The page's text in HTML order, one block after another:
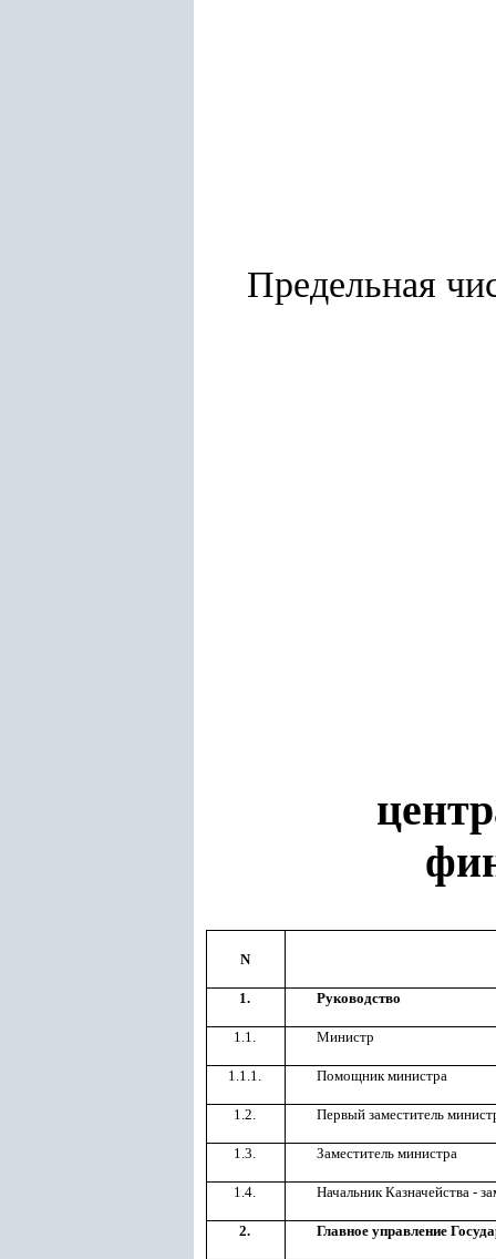
Предельная
N
1. Руководство
1.1. Министр
1.1.1. Помощник министра
1.2. Первый заместитель
1.3. Заместитель министра
1.4. Начальник Казначейства -
2. Главное управление